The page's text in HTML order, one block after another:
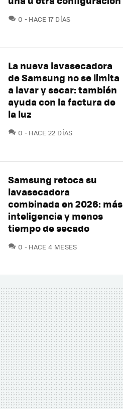
0 COMENTARIOS
HACE 17 DÍAS
La nueva lavasecadora
de Samsung no se limita
a lavar y secar: también
ayuda con la factura de
la luz
0 COMENTARIOS
HACE 22 DÍAS
Samsung retoca su
lavasecadora
combinada en 2026: más
inteligencia y menos
tiempo de secado
0 COMENTARIOS
HACE 4 MESES